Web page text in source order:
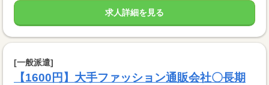
求人詳細を見る
[一般派遣]
【1600円】大手ファッション通販会社〇長期